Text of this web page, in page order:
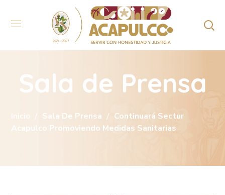
Sala de Prensa
Inicio Sala De Prensa
Continuará Sectur
Acapulco Promoviendo Medidas Sanitarias